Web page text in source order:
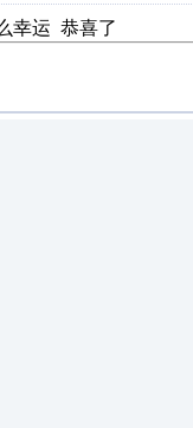
那么幸运 恭喜了